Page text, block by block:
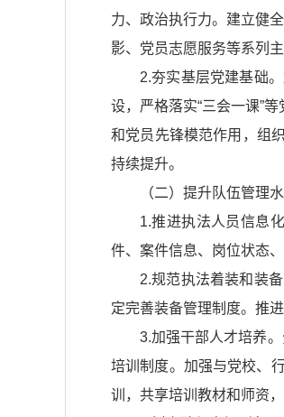
力、政治执行力。建立健
影、党员志愿服务等系列
2.夯实基层党建基础
设，严格落实“三会一课”
和党员先锋模范作用，组
持续提升。
（二）提升队伍管理
1.推进执法人员信息
件、案件信息、岗位状态
2.规范执法着装和装
定完善装备管理制度。推
3.加强干部人才培养
培训制度。加强与党校、
训，共享培训教材和师资